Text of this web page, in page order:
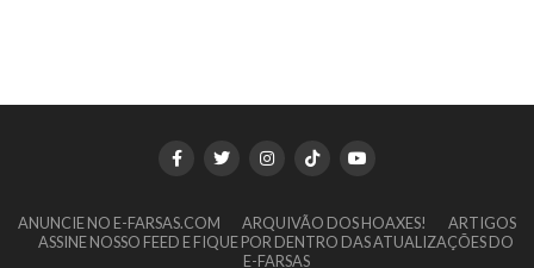
ANUNCIE NO E-FARSAS.COM ARQUIVÃO DOS HOAXES!
ARTIGOS
ASSINE NOSSO FEED E FIQUE POR DENTRO DAS ATUALIZAÇÕES DO
E-FARSAS